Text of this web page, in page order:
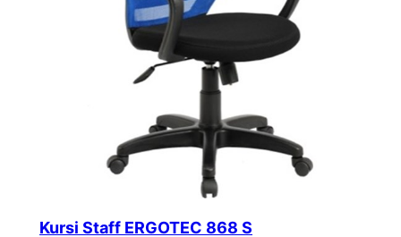
Kursi Staff ERGOTEC 868 S